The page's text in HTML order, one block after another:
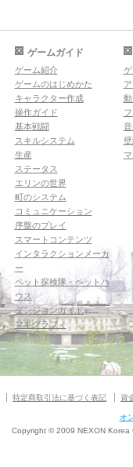
ゲームガイド
ゲーム紹介
ゲームのはじめかた
キャラクター作成
操作ガイド
基本戦闘
スキルシステム
生産
ステータス
エリンの世界
町のシステム
コミュニケーション
序盤のプレイ
スマートコンテンツ
インタラクションメーカ
ー
ペット探検隊・ペットハ
ウス
ダンジョンガイド
マギグラフィ
特定商取引法に基づく表記 資
オ
Copyright © 2009 NEXON Korea